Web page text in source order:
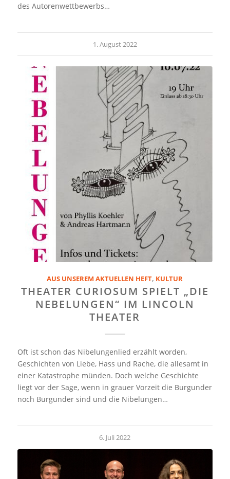
des Autorenwettbewerbs…
1. August 2022
AUS UNSEREM AKTUELLEN HEFT, KULTUR
THEATER CURIOSUM SPIELT „DIE
NEBELUNGEN“ IM LINCOLN
THEATER
Oft ist schon das Nibelungenlied erzählt worden,
Geschichten von Liebe, Hass und Rache, die allesamt in
einer Katastrophe münden. Doch welche Geschichte
liegt vor der Sage, wenn in grauer Vorzeit die Burgunder
noch Burgunder sind und die Nibelungen…
6. Juli 2022